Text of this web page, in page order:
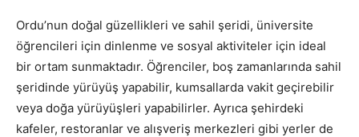
Ordu’nun doğal güzellikleri ve sahil şeridi, üniversite
öğrencileri için dinlenme ve sosyal aktiviteler için ideal
bir ortam sunmaktadır. Öğrenciler, boş zamanlarında sahil
şeridinde yürüyüş yapabilir, kumsallarda vakit geçirebilir
veya doğa yürüyüşleri yapabilirler. Ayrıca şehirdeki
kafeler, restoranlar ve alışveriş merkezleri gibi yerler de